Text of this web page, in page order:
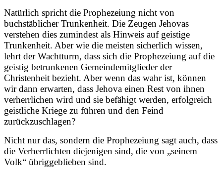
Natürlich spricht die Prophezeiung nicht von
buchstäblicher Trunkenheit. Die Zeugen Jehovas
verstehen dies zumindest als Hinweis auf geistige
Trunkenheit. Aber wie die meisten sicherlich wissen,
lehrt der Wachtturm, dass sich die Prophezeiung auf die
geistig betrunkenen Gemeindemitglieder der
Christenheit bezieht. Aber wenn das wahr ist, können
wir dann erwarten, dass Jehova einen Rest von ihnen
verherrlichen wird und sie befähigt werden, erfolgreich
geistliche Kriege zu führen und den Feind
zurückzuschlagen?
Nicht nur das, sondern die Prophezeiung sagt auch, dass
die Verherrlichten diejenigen sind, die von „seinem
Volk“ übriggeblieben sind.